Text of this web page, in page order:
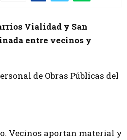
Vialidad y San
entre vecinos y
de Obras Públicas del
Vecinos aportan material y